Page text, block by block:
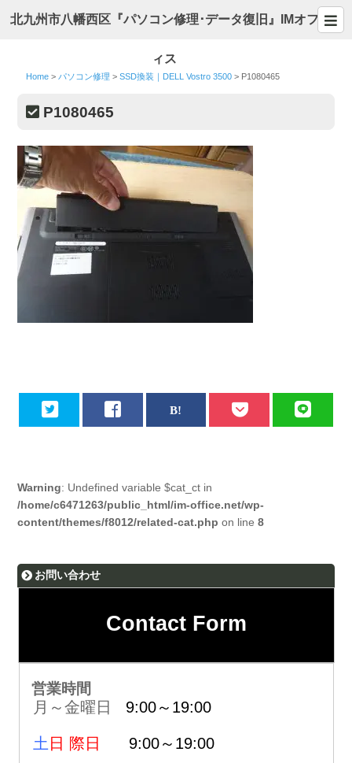
北九州市八幡西区『パソコン修理･データ復旧』IMオフ
ィス
Home > パソコン修理 >SSD換装｜DELL Vostro 3500 > P1080465
P1080465
Warning: Undefined variable $cat_ct in
/home/c6471263/public_html/im-office.net/wp-
content/themes/f8012/related-cat.php on line8
お問い合わせ
Contact Form
営業時間
月～金曜日 9:00～19:00
土 日 際日 9:00～19:00